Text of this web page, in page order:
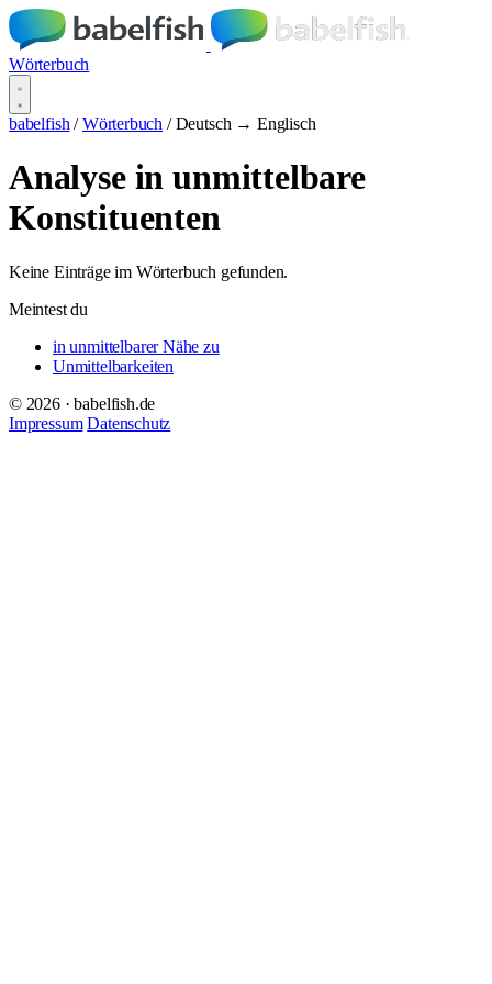
Wörterbuch
babelfish / Wörterbuch / Deutsch → Englisch
Analyse in unmittelbare
Konstituenten
Keine Einträge im Wörterbuch gefunden.
Meintest du
in unmittelbarer Nähe zu
Unmittelbarkeiten
© 2026 · babelfish.de
Impressum Datenschutz